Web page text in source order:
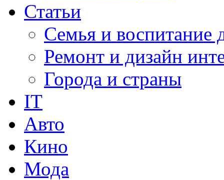
Статьи
Семья и воспитание
Ремонт и дизайн
Города и страны
IT
Авто
Кино
Мода